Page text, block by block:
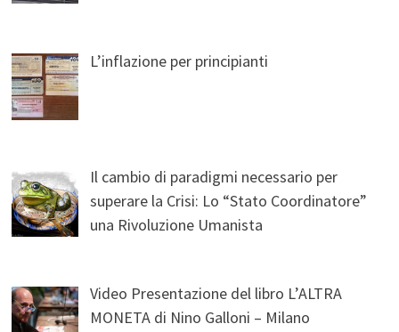
L’inflazione per principianti
Il cambio di paradigmi necessario per
superare la Crisi: Lo “Stato Coordinatore”
una Rivoluzione Umanista
Video Presentazione del libro L’ALTRA
MONETA di Nino Galloni – Milano